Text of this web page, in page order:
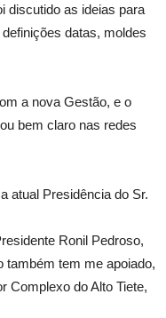
discutido as ideias para
datas, moldes
a nova Gestão, e o
bem claro nas redes
atual Presidência do Sr.
Ronil Pedroso,
também tem me apoiado,
Complexo do Alto Tiete,